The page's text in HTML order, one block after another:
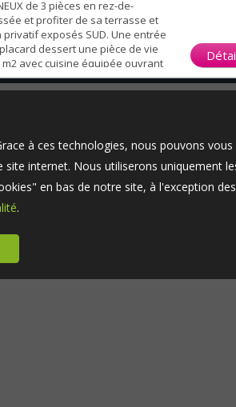
de 3 pièces en rez-de-
et profiter de sa terrasse et
privatif exposés SUD. Une entrée
dessert une pièce de vie
m2 avec cuisine équipée ouvrant
jardin, 2 chambres avec placard,
avec lave-mains et une salle de
à ces technologies, nous pouvons
internet. Nous utiliserons uniquement
en bas de notre site, à l'exception
.